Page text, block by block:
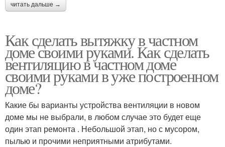
читать дальше →
Как сделать вытяжку в частном
доме своими руками. Как сделать
вентиляцию в частном доме
своими руками в уже построенном
доме?
Какие бы варианты устройства вентиляции в новом
доме мы не выбрали, в любом случае это будет еще
один этап ремонта . Небольшой этап, но с мусором,
пылью и прочими неприятными атрибутами.